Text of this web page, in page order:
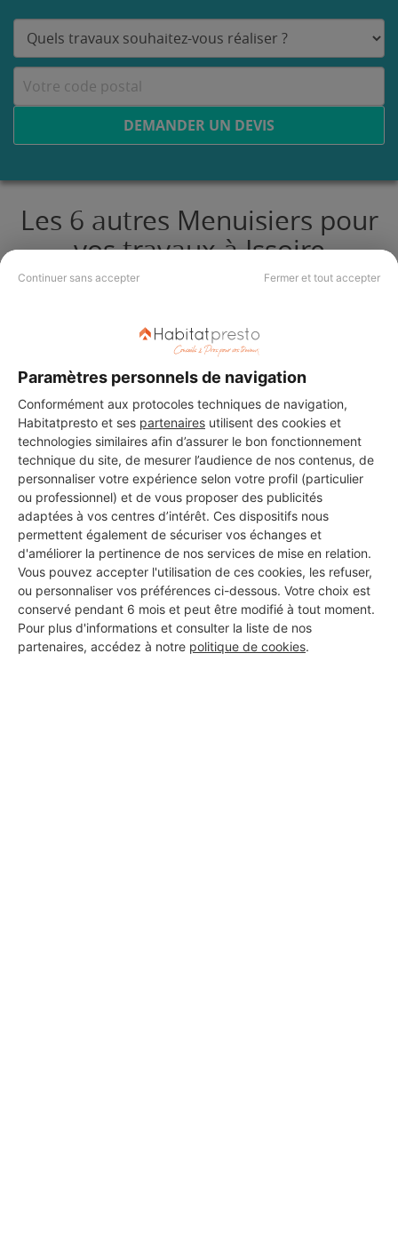
Continuer sans accepter Fermer et tout accepter
Paramètres personnels de navigation
Conformément aux protocoles techniques de navigation,
Habitatpresto et ses partenaires utilisent des cookies et
technologies similaires afin d’assurer le bon fonctionnement
technique du site, de mesurer l’audience de nos contenus, de
personnaliser votre expérience selon votre profil (particulier
ou professionnel) et de vous proposer des publicités
adaptées à vos centres d’intérêt. Ces dispositifs nous
permettent également de sécuriser vos échanges et
d'améliorer la pertinence de nos services de mise en relation.
Vous pouvez accepter l'utilisation de ces cookies, les refuser,
ou personnaliser vos préférences ci-dessous. Votre choix est
conservé pendant 6 mois et peut être modifié à tout moment.
Pour plus d'informations et consulter la liste de nos
partenaires, accédez à notre politique de cookies.
DEMANDER UN DEVIS
Les 6 autres Menuisiers pour
vos travaux à Issoire
COMPTE ISOLATION
Issoire
36 ans d'expérience
Voir sa fiche
MONSIEUR STEEVE
FRANQUEVILLE
Issoire
9 ans d'expérience
Voir sa fiche